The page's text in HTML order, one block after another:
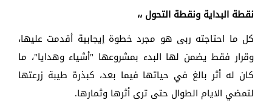
نقطة البداية ونقطة التحول ،،
كل ما احتاجته ربى هو مجرد خطوة إيجابية أقدمت عليها،
وقرار فقط يضمن لها البدء بمشروعها "أشياء وهدايا"، ما
كان له أثر بالغ في حياتها فيما بعد، كبذرة طيبة زرعتها
لتمضي الايام الطوال حتى ترى أثرها وثمارها.